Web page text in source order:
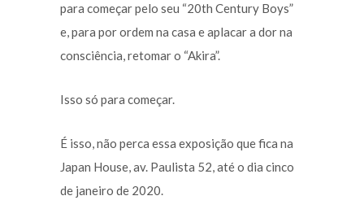
para começar pelo seu “20th Century Boys”
e, para por ordem na casa e aplacar a dor na
consciência, retomar o “Akira”.
Isso só para começar.
É isso, não perca essa exposição que fica na
Japan House, av. Paulista 52, até o dia cinco
de janeiro de 2020.